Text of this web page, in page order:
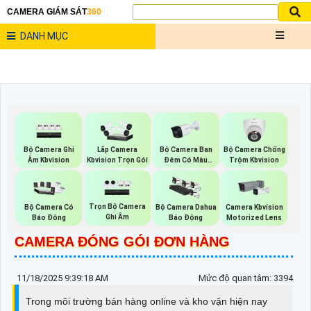
CAMERA GIÁM SÁT360
DANH MỤC
Bộ Camera Ghi
Âm Kbvision
Lắp Camera
Kbvision Trọn Gói
Bộ Camera Ban
Đêm Có Màu
Kbvision
Bộ Camera Chống
Trộm Kbvision
Bộ Camera Có
Báo Đông
Trọn Bộ Camera
Ghi Âm
Bộ Camera Dahua
Báo Động
Camera Kbvision
Motorized Lens
CAMERA ĐÓNG GÓI ĐƠN HÀNG
11/18/2025 9:39:18 AM Mức độ quan tâm: 3394
Trong môi trường bán hàng online và kho vận hiện nay